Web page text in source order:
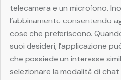
telecamera e un microfono.
l’abbinamento consentendo
cose che preferiscono.
suoi desideri, l’applicazione
che possiede un interesse
selezionare la modalità di